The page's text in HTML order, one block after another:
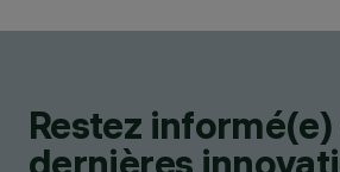
Restez